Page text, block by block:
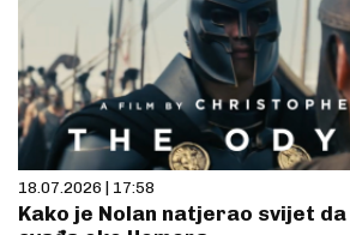
18.07.2026 | 17:58
Kako je Nolan natjerao svijet da